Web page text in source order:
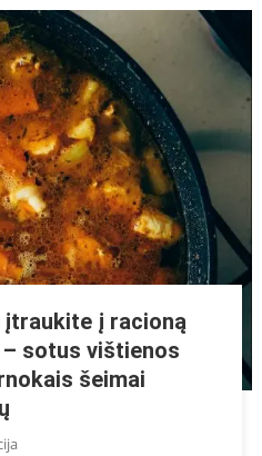
įtraukite į racioną
sotus vištienos
šeimai